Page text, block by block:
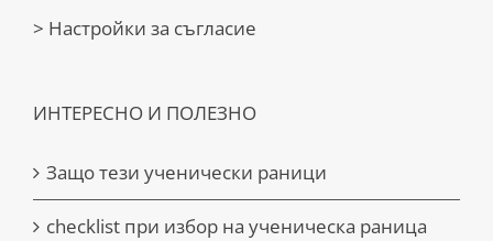
> Настройки за съгласие
ИНТЕРЕСНО И ПОЛЕЗНО
Защо тези ученически раници
checklist при избор на ученическа раница